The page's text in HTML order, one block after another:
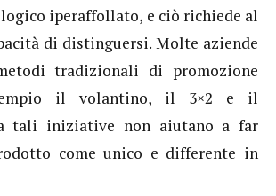
iperaffollato, e ciò richiede al
di distinguersi. Molte aziende
tradizionali di promozione
il volantino, il 3×2 e il
tali iniziative non aiutano a far
come unico e differente in